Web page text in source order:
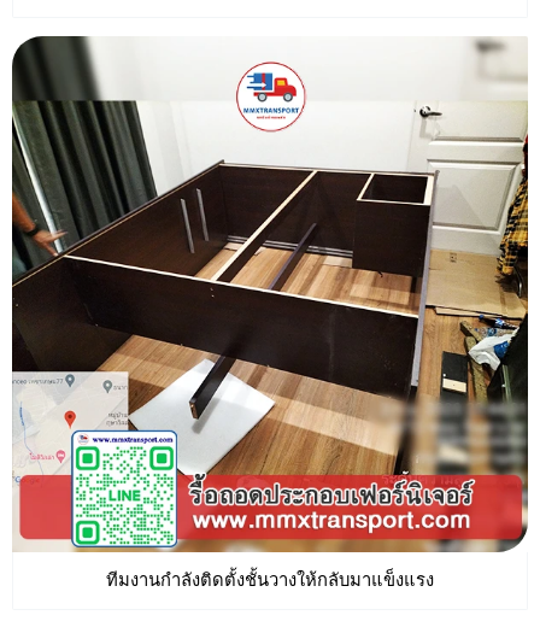
ทีมงานกำลังติดตั้งชั้นวางให้กลับมาแข็งแรง